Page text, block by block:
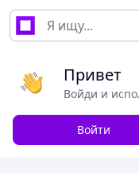
Привет
Войди и
Войти